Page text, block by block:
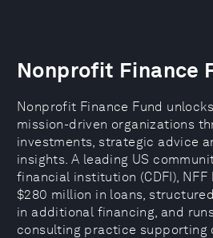
Nonprofit Finance
Nonprofit Finance Fund
mission-driven organizations
investments, strategic advice
insights. A leading US
financial institution (CDFI), NFF
$280 million in loans,
in additional financing, and
consulting practice supporting